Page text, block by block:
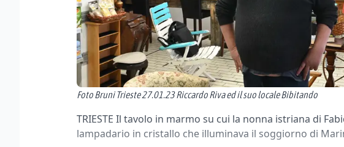
Foto Bruni Trieste 27.01.23 Riccardo Riva ed il suo locale Bibitando
TRIESTE Il tavolo in marmo su cui la nonna istriana di
lampadario in cristallo che illuminava il soggiorno di